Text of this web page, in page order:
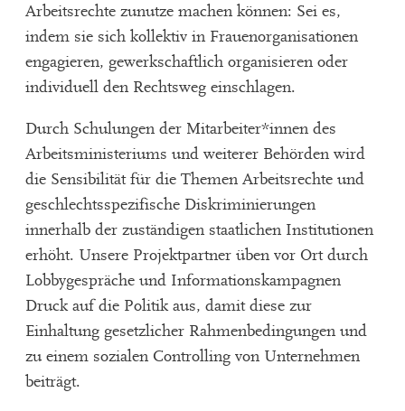
Arbeitsrechte zunutze machen können: Sei es,
indem sie sich kollektiv in Frauenorganisationen
engagieren, gewerkschaftlich organisieren oder
individuell den Rechtsweg einschlagen.
Durch Schulungen der Mitarbeiter*innen des
Arbeitsministeriums und weiterer Behörden wird
die Sensibilität für die Themen Arbeitsrechte und
geschlechtsspezifische Diskriminierungen
innerhalb der zuständigen staatlichen Institutionen
erhöht. Unsere Projektpartner üben vor Ort durch
Lobbygespräche und Informationskampagnen
Druck auf die Politik aus, damit diese zur
Einhaltung gesetzlicher Rahmenbedingungen und
zu einem sozialen Controlling von Unternehmen
beiträgt.